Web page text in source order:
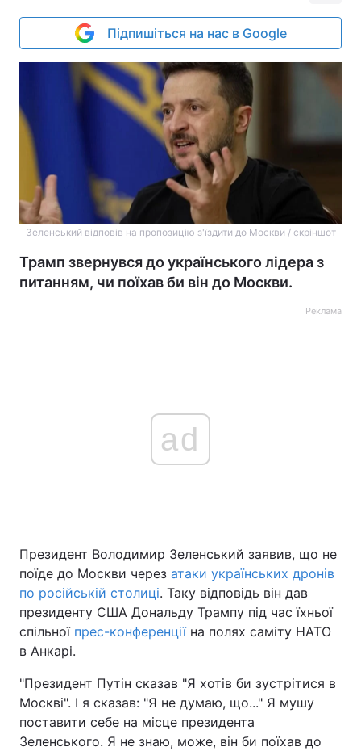
Підпишіться на нас в Google
Зеленський відповів на пропозицію з'їздити до Москви / скріншот
Трамп звернувся до українського лідера з
питанням, чи поїхав би він до Москви.
Реклама
ad
Президент Володимир Зеленський заявив, що не
поїде до Москви через атаки українських дронів
по російській столиці. Таку відповідь він дав
президенту США Дональду Трампу під час їхньої
спільної прес-конференціїна полях саміту НАТО
в Анкарі.
"Президент Путін сказав "Я хотів би зустрітися в
Москві". І я сказав: "Я не думаю, що..." Я мушу
поставити себе на місце президента
Зеленського. Я не знаю, може, він би поїхав до